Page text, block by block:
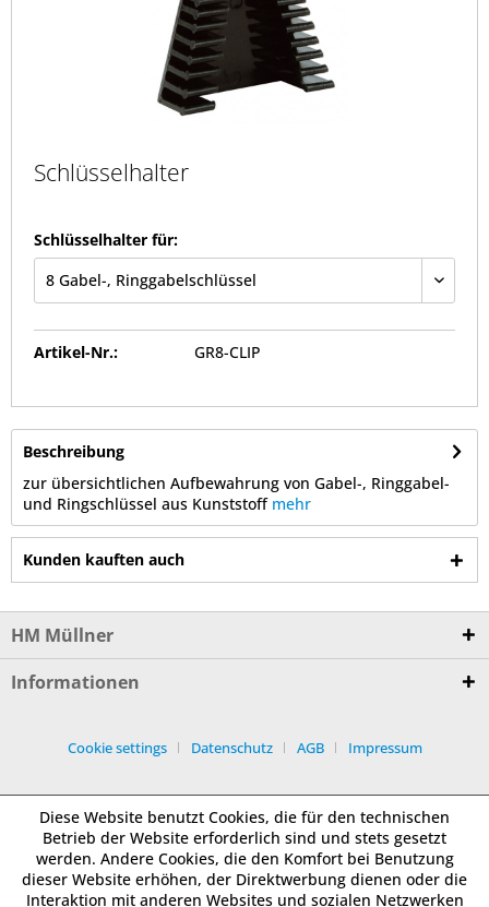
Schlüsselhalter
Schlüsselhalter für:
Artikel-Nr.: GR8-CLIP
Beschreibung
zur übersichtlichen Aufbewahrung von Gabel-, Ringgabel-
und Ringschlüssel aus Kunststoff mehr
Kunden kauften auch
HM Müllner
Informationen
Cookie settings Datenschutz AGB Impressum
Diese Website benutzt Cookies, die für den technischen
Betrieb der Website erforderlich sind und stets gesetzt
werden. Andere Cookies, die den Komfort bei Benutzung
dieser Website erhöhen, der Direktwerbung dienen oder die
Interaktion mit anderen Websites und sozialen Netzwerken